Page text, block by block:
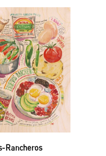
Rancheros